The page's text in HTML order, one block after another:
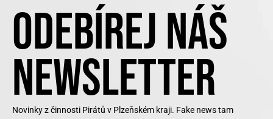
ODEBÍREJ NÁŠ
NEWSLETTER
Novinky z činnosti Pirátů v Plzeňském kraji. Fake news tam